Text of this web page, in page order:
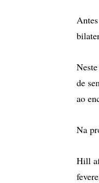
de
ao
Na
Hill